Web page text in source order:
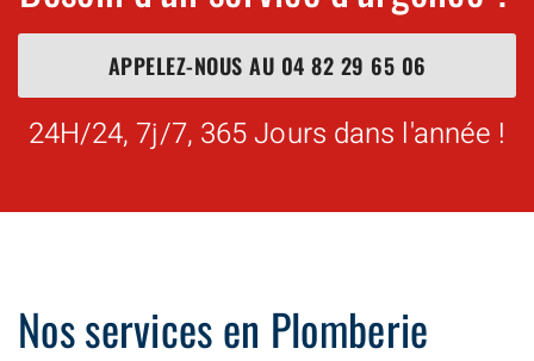
APPELEZ-NOUS AU 04 82 29 65 06
24H/24, 7j/7, 365 Jours dans l'année !
Nos services en Plomberie